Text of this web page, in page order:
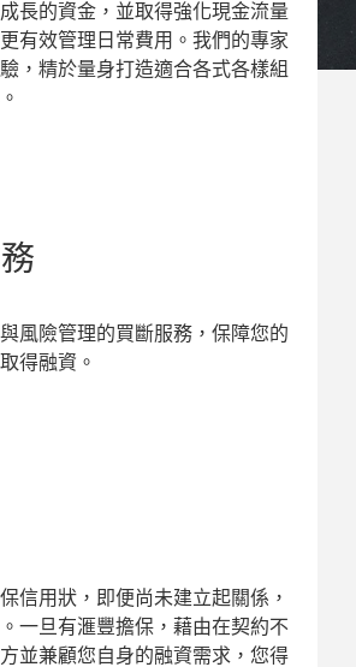
長的資金，並取得強化現金流量
有效管理日常費用。我們的專家
，精於量身打造適合各式各樣組
風險管理的買斷服務，保障您的
得融資。
信用狀，即便尚未建立起關係，
一旦有滙豐擔保，藉由在契約不
並兼顧您自身的融資需求，您得